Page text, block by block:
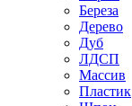
Береза
Дерево
Дуб
ЛДСП
Массив
Пластик